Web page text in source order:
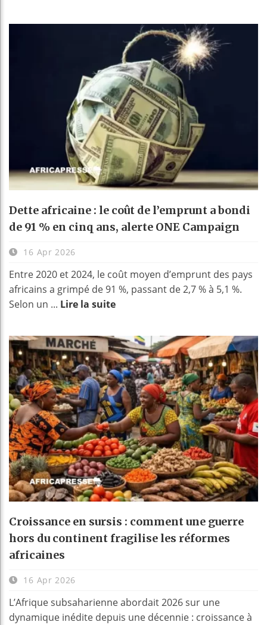
Dette africaine : le coût de l’emprunt a bondi
de 91 % en cinq ans, alerte ONE Campaign
16 Apr 2026
Entre 2020 et 2024, le coût moyen d’emprunt des pays
africains a grimpé de 91 %, passant de 2,7 % à 5,1 %.
Selon un ... Lire la suite
Croissance en sursis : comment une guerre
hors du continent fragilise les réformes
africaines
16 Apr 2026
L’Afrique subsaharienne abordait 2026 sur une
dynamique inédite depuis une décennie : croissance à